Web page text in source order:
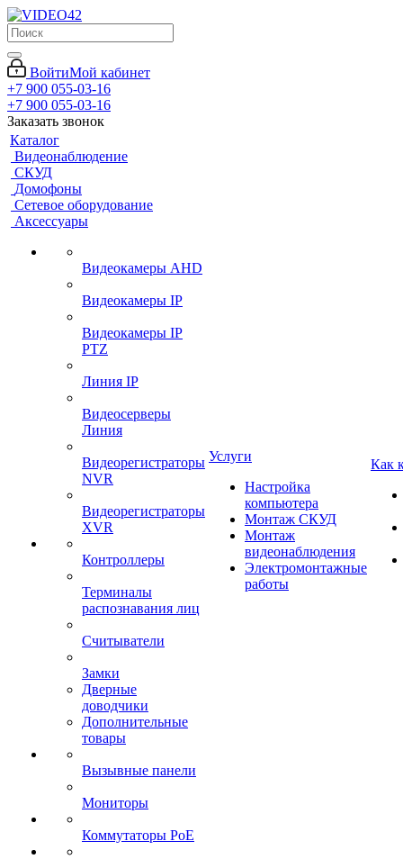
ВойтиМой кабинет
+7 900 055-03-16
+7 900 055-03-16
Заказать звонок
Каталог
Видеонаблюдение
СКУД
Домофоны
Сетевое оборудование
Аксессуары
Видеокамеры AHD
Видеокамеры IP
Видеокамеры IP
PTZ
Линия IP
Видеосерверы
Линия
Видеорегистраторы
NVR
Видеорегистраторы
XVR
Контроллеры
Терминалы
распознавания лиц
Считыватели
Замки
Дверные
доводчики
Дополнительные
товары
Вызывные панели
Мониторы
Коммутаторы PoE
Услуги
Настройка
компьютера
Монтаж СКУД
Монтаж
видеонаблюдения
Электромонтажные
работы
Как